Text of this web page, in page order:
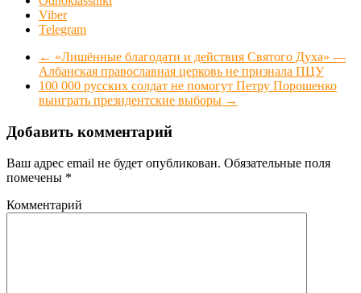
Viber
Telegram
← «Лишённые благодати и действия Святого Духа» —
Албанская православная церковь не признала ПЦУ
100 000 русских солдат не помогут Петру Порошенко
выиграть президентские выборы →
Добавить комментарий
Ваш адрес email не будет опубликован. Обязательные поля
помечены *
Комментарий